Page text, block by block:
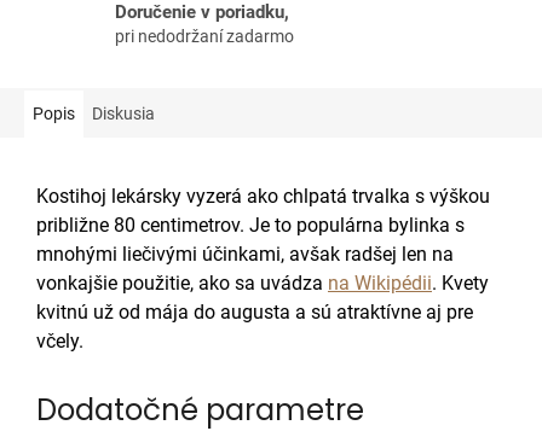
Doručenie v poriadku,
pri nedodržaní zadarmo
Popis Diskusia
Kostihoj lekársky vyzerá ako chlpatá trvalka s výškou
približne 80 centimetrov. Je to populárna bylinka s
mnohými liečivými účinkami, avšak radšej len na
vonkajšie použitie, ako sa uvádza na Wikipédii. Kvety
kvitnú už od mája do augusta a sú atraktívne aj pre
včely.
Dodatočné parametre